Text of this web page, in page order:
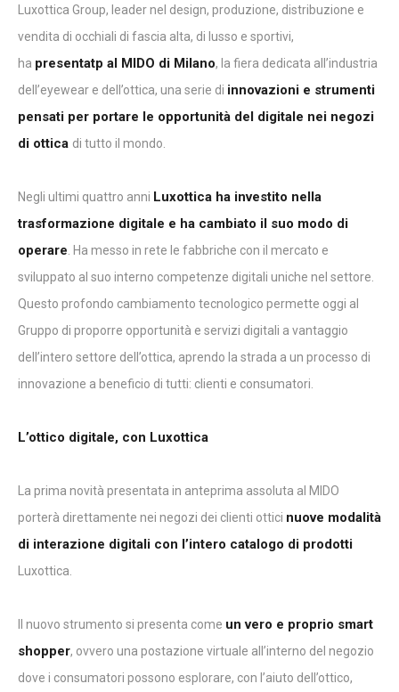
Luxottica Group, leader nel design, produzione, distribuzione e
vendita di occhiali di fascia alta, di lusso e sportivi,
ha presentatp al MIDO di Milano, la fiera dedicata all’industria
dell’eyewear e dell’ottica, una serie di innovazioni e strumenti
pensati per portare le opportunità del digitale nei negozi
di ottica di tutto il mondo.
Negli ultimi quattro anni Luxottica ha investito nella
trasformazione digitale e ha cambiato il suo modo di
operare. Ha messo in rete le fabbriche con il mercato e
sviluppato al suo interno competenze digitali uniche nel settore.
Questo profondo cambiamento tecnologico permette oggi al
Gruppo di proporre opportunità e servizi digitali a vantaggio
dell’intero settore dell’ottica, aprendo la strada a un processo di
innovazione a beneficio di tutti: clienti e consumatori.
L’ottico digitale, con Luxottica
La prima novità presentata in anteprima assoluta al MIDO
porterà direttamente nei negozi dei clienti ottici nuove modalità
di interazione digitali con l’intero catalogo di prodotti
Luxottica.
Il nuovo strumento si presenta come un vero e proprio smart
shopper, ovvero una postazione virtuale all’interno del negozio
dove i consumatori possono esplorare, con l’aiuto dell’ottico,